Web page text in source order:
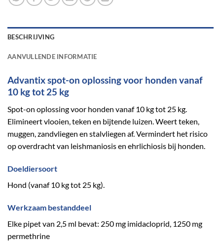
BESCHRIJVING
AANVULLENDE INFORMATIE
Advantix spot-on oplossing voor honden vanaf
10 kg tot 25 kg
Spot-on oplossing voor honden vanaf 10 kg tot 25 kg.
Elimineert vlooien, teken en bijtende luizen. Weert teken,
muggen, zandvliegen en stalvliegen af. Vermindert het risico
op overdracht van leishmaniosis en ehrlichiosis bij honden.
Doeldiersoort
Hond (vanaf 10 kg tot 25 kg).
Werkzaam bestanddeel
Elke pipet van 2,5 ml bevat: 250 mg imidacloprid, 1250 mg
permethrine